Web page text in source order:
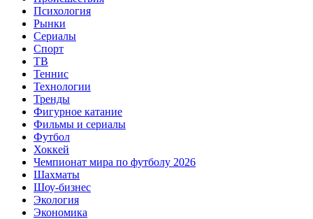
Психология
Рынки
Сериалы
Спорт
ТВ
Теннис
Технологии
Тренды
Фигурное катание
Фильмы и сериалы
Футбол
Хоккей
Чемпионат мира по футболу 2026
Шахматы
Шоу-бизнес
Экология
Экономика